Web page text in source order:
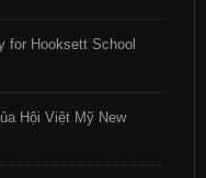
for Hooksett School
Hội Việt Mỹ New